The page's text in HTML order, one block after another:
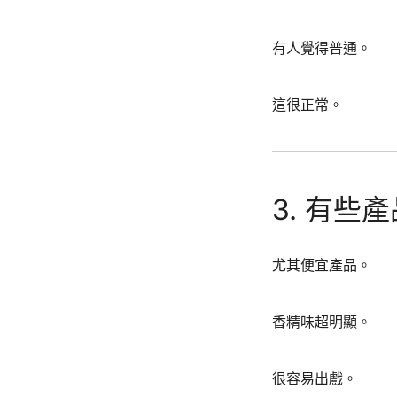
有人覺得普通。
這很正常。
3. 有些
尤其便宜產品。
香精味超明顯。
很容易出戲。